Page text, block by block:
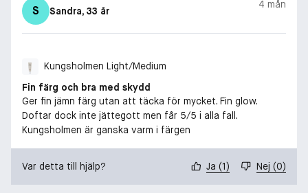
S Sandra, 33 år
4 mån
Kungsholmen Light/Medium
Fin färg och bra med skydd
Ger fin jämn färg utan att täcka för mycket. Fin glow.
Doftar dock inte jättegott men får 5/5 i alla fall.
Kungsholmen är ganska varm i färgen
Var detta till hjälp? Ja (1) Nej (0)